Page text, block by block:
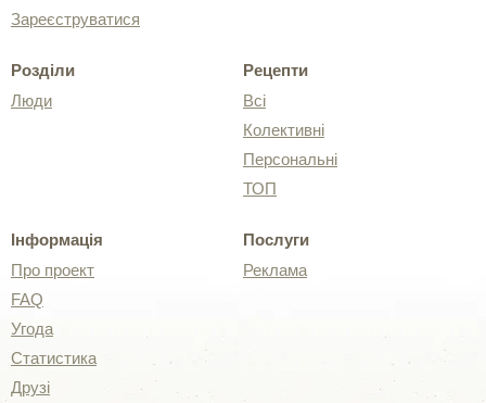
Зареєструватися
Розділи
Люди
Рецепти
Всі
Колективні
Персональні
ТОП
Інформація
Про проект
FAQ
Угода
Статистика
Друзі
Послуги
Реклама